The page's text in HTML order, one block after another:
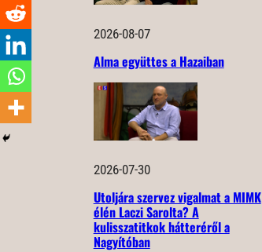
2026-08-07
Alma együttes a Hazaiban
2026-07-30
Utoljára szervez vigalmat a MIMK
élén Laczi Sarolta? A
kulisszatitkok hátteréről a
Nagyítóban